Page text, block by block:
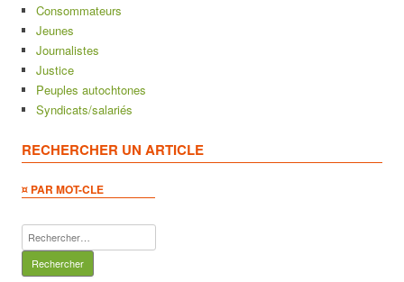
Consommateurs
Jeunes
Journalistes
Justice
Peuples autochtones
Syndicats/salariés
RECHERCHER UN ARTICLE
¤ PAR MOT-CLE
Rechercher :